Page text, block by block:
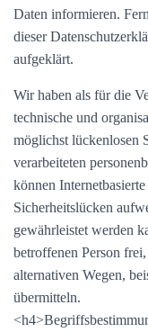
Daten informieren.
dieser
aufgeklärt.
Wir haben als für die
technische und
möglichst lückenlosen
verarbeiteten
können
Sicherheitslücken
gewährleistet werden
betroffenen Person
alternativen Wegen,
übermitteln.